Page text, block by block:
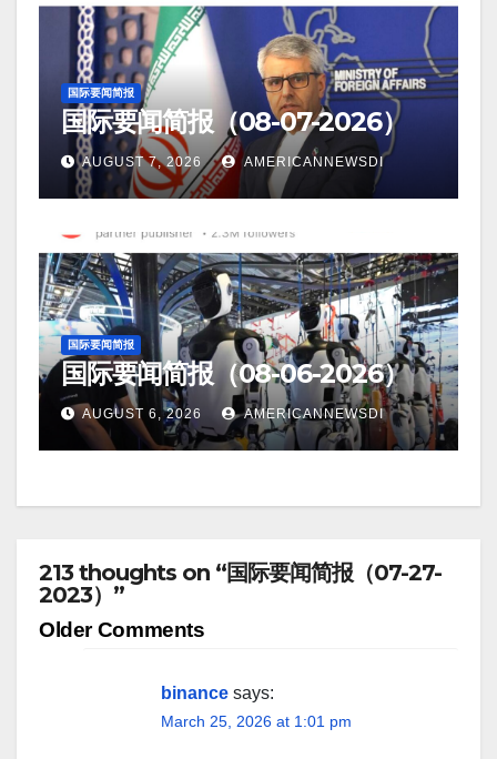
国际要闻简报
国际要闻简报（08-07-2026）
AUGUST 7, 2026 AMERICANNEWSDI
国际要闻简报
国际要闻简报（08-06-2026）
AUGUST 6, 2026 AMERICANNEWSDI
213 thoughts on “国际要闻简报（07-27-
2023）”
Comment
Older Comments
binance says:
March 25, 2026 at 1:01 pm